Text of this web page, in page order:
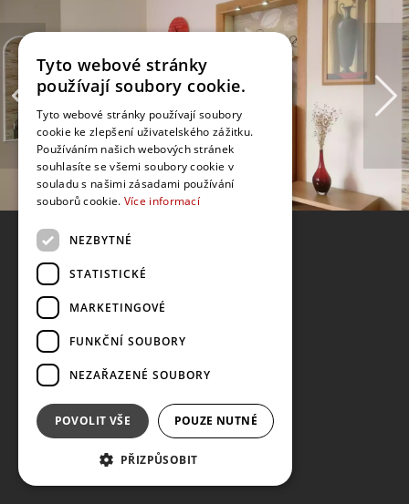
Tyto webové stránky
používají soubory cookie.
Tyto webové stránky používají soubory
cookie ke zlepšení uživatelského zážitku.
Používáním našich webových stránek
souhlasíte se všemi soubory cookie v
souladu s našimi zásadami používání
souborů cookie. Více informací
NEZBYTNÉ
STATISTICKÉ
MARKETINGOVÉ
FUNKČNÍ SOUBORY
NEZAŘAZENÉ SOUBORY
POVOLIT VŠE POUZE NUTNÉ
PŘIZPŮSOBIT